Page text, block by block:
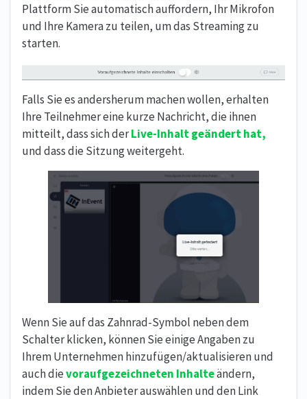
Plattform Sie automatisch auffordern, Ihr Mikrofon
und Ihre Kamera zu teilen, um das Streaming zu
starten.
Falls Sie es andersherum machen wollen, erhalten
Ihre Teilnehmer eine kurze Nachricht, die ihnen
mitteilt, dass sich derLive-Inhalt geändert hat,
und dass die Sitzung weitergeht.
Wenn Sie auf das Zahnrad-Symbol neben dem
Schalter klicken, können Sie einige Angaben zu
Ihrem Unternehmen hinzufügen/aktualisieren und
auch dievoraufgezeichneten Inhalteändern,
indem Sie den Anbieter auswählen und den Link